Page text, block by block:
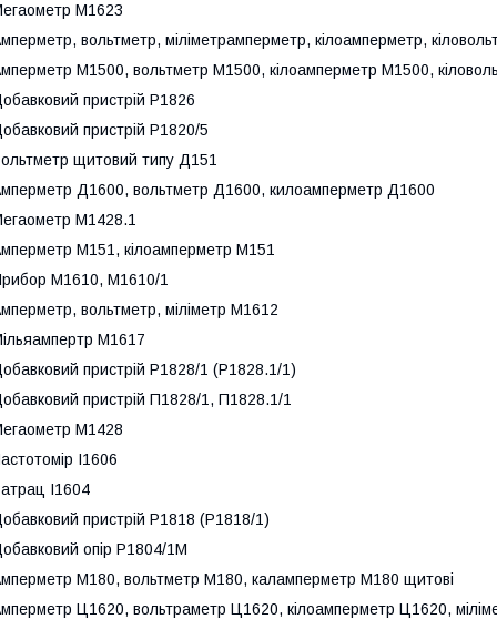
М1623
вольтметр, міліметрамперметр, кілоамперметр,
M1500, вольтметр M1500, кілоамперметр M1500,
пристрій Р1826
пристрій Р1820/5
щитовий типу Д151
Д1600, вольтметр Д1600, килоамперметр Д1600
М1428.1
M151, кілоамперметр M151
М1610, М1610/1
вольтметр, міліметр М1612
M1617
пристрій Р1828/1 (Р1828.1/1)
пристрій П1828/1, П1828.1/1
М1428
І1606
І1604
пристрій Р1818 (Р1818/1)
опір Р1804/1М
М180, вольтметр М180, каламперметр М180 щитові
Ц1620, вольтраметр Ц1620, кілоамперметр Ц1620,